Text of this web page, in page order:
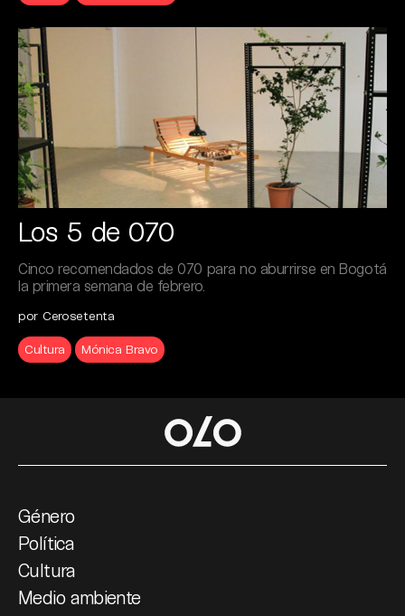
Los 5 de 070
Cinco recomendados de 070 para no aburrirse en Bogotá
la primera semana de febrero.
por Cerosetenta
Cultura Mónica Bravo
Género
Política
Cultura
Medio ambiente